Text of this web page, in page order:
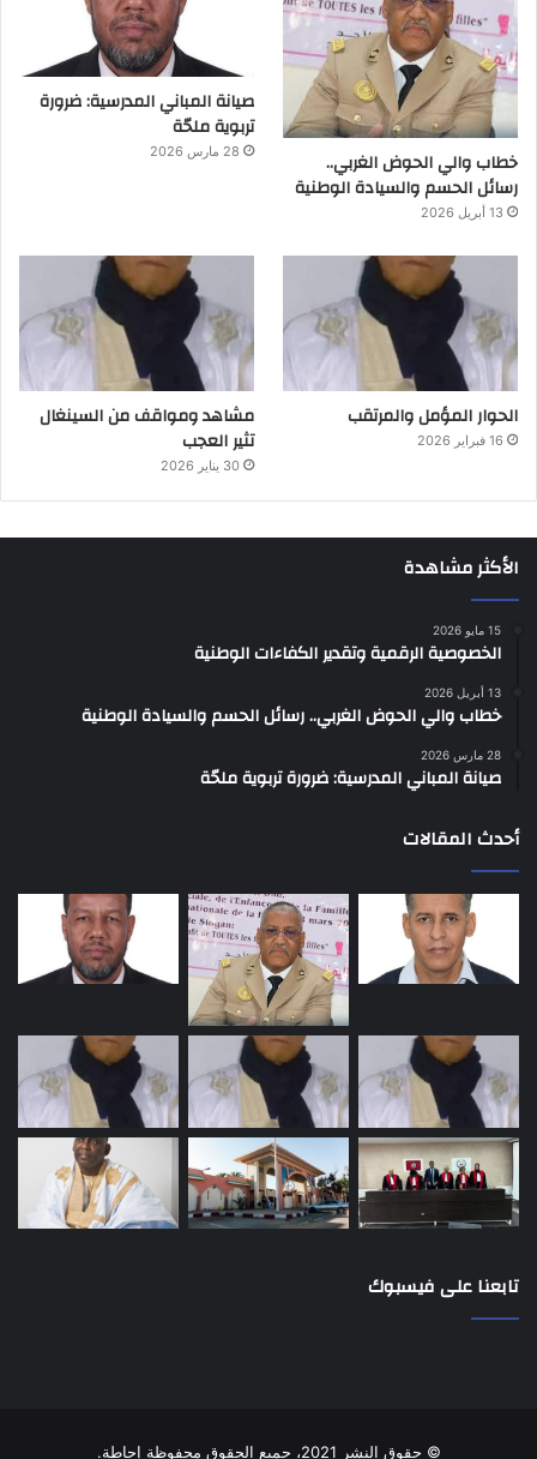
خطاب والي الحوض الغربي..
رسائل الحسم والسيادة الوطنية
13 أبريل 2026
صيانة المباني المدرسية: ضرورة
تربوية ملحّة
28 مارس 2026
الحوار المؤمل والمرتقب
16 فبراير 2026
مشاهد ومواقف من السينغال
تثير العجب
30 يناير 2026
الأكثر مشاهدة
15 مايو 2026
الخصوصية الرقمية وتقدير الكفاءات الوطنية
13 أبريل 2026
خطاب والي الحوض الغربي.. رسائل الحسم والسيادة الوطنية
28 مارس 2026
صيانة المباني المدرسية: ضرورة تربوية ملحّة
أحدث المقالات
تابعنا على فيسبوك
© حقوق النشر 2021، جميع الحقوق محفوظة إحاطة.